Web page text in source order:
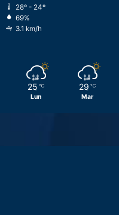
28º - 24º
69%
3.1 km/h
25 ℃
Lun
29 ℃
Mar